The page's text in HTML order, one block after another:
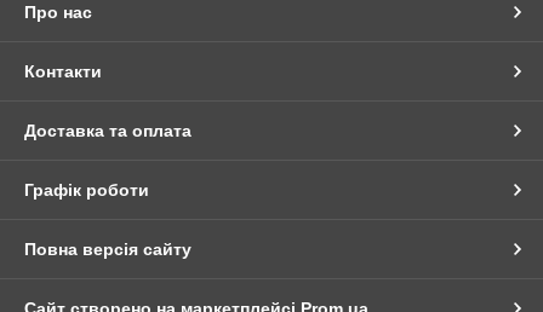
Про нас
Контакти
Доставка та оплата
Графік роботи
Повна версія сайту
Сайт створено на маркетплейсі Prom.ua